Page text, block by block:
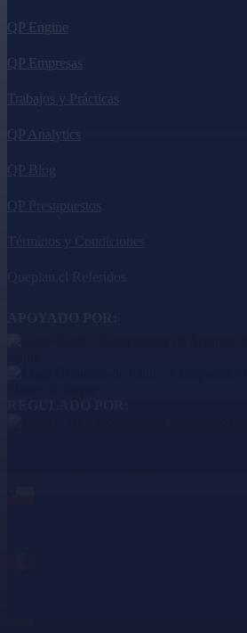
QP Engine
QP Empresas
Trabajos y Prácticas
QP Analytics
QP Blog